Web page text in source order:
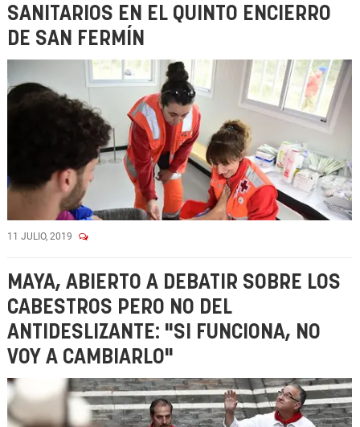
SANITARIOS EN EL QUINTO ENCIERRO
DE SAN FERMÍN
11 JULIO, 2019
MAYA, ABIERTO A DEBATIR SOBRE LOS
CABESTROS PERO NO DEL
ANTIDESLIZANTE: "SI FUNCIONA, NO
VOY A CAMBIARLO"